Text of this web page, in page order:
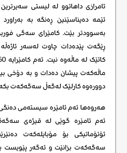
ئامرازی داهاتوو لە لیستی
ئێمە دەیناسێنین ڕەنگە بە
ڕێگەت پێدەدات چاوت لەسەر
ماڵەکەت پیشان دەدات و بە دۆخی
دوورەوە کارلێک لەگەڵ سەگەکەت
هەروەها ئەم ئامێرە سیستەمی دەنگی
ئەم ئامێرە گوێی لە قیژەی
ئۆتۆماتیکی بۆ مۆبایلەکەت
سەگەکەت بزانێت و ئەگەر